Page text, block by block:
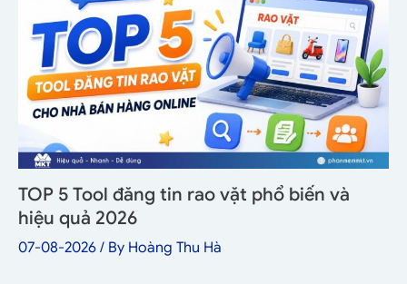
TOP 5 Tool đăng tin rao vặt phổ biến và
hiệu quả 2026
07-08-2026 / By Hoàng Thu Hà